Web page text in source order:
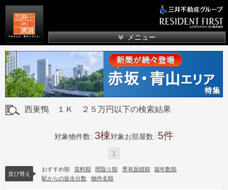
メニュー
西巣鴨 １Ｋ ２５万円以下の検索結果
対象物件数 3 対象お部屋数 5
1
並び替え
おすすめ順 賃料順 間取り順 専有面積順
築年数順
駅からの徒歩分数
物件名順